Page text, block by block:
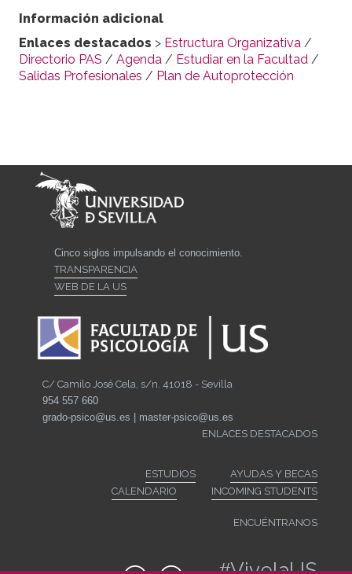
Información adicional
Enlaces destacados > Estructura Organizativa /
Directorio PAS / Agenda / Estudiar en la Facultad /
Salidas Profesionales / Plan de Autoprotección
Cinco siglos impulsando el conocimiento.
TRANSPARENCIA
WEB DE LA US
C/ Camilo José Cela, s/n. 41018 - Sevilla
954 557 660
grado-psico@us.es | master-psico@us.es
ENLACES DESTACADOS
ESTUDIOS
AYUDAS Y BECAS
CALENDARIO
INCOMING STUDENTS
ENCUÉNTRANOS